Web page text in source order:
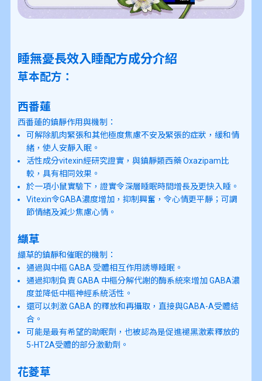
睡無憂長效入睡配方成分介紹
草本配方：
西番蓮
西番蓮的鎮靜作用與機制：
可解除肌肉緊張和其他極度焦慮不安及緊張的症狀，緩和情
緒，使人安靜入眠。
活性成分vitexin經研究證實，與鎮靜類西藥 Oxazipam比
較，具有相同效果。
於一項小鼠實驗下，證實令深層睡眠時間增長及更快入睡。
Vitexin令GABA濃度增加，抑制興奮，令心情更平靜；可調
節情緒及減少焦慮心情。
纈草
纈草的鎮靜和催眠的機制：
通過與中樞 GABA 受體相互作用誘導睡眠。
通過抑制負責 GABA 中樞分解代謝的酶系統來增加 GABA濃
度並降低中樞神經系統活性。
還可以刺激 GABA 的釋放和再攝取，直接與GABA-A受體結
合。
可能是最有希望的助眠劑，也被認為是促進褪黑激素釋放的
5-HT2A受體的部分激動劑。
花菱草